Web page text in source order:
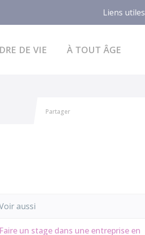
Liens utiles
DE VIE À TOUT ÂGE
Partager
aussi
Faire un stage dans une entreprise en